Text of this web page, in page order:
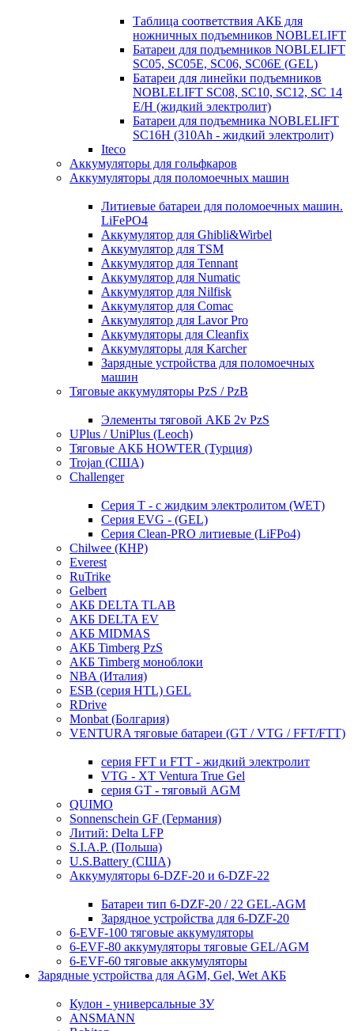
Таблица соответствия АКБ для
ножничных подъемников NOBLELIFT
Батареи для подъемников NOBLELIFT
SC05, SC05E, SC06, SC06E (GEL)
Батареи для линейки подъемников
NOBLELIFT SC08, SC10, SC12, SC 14
E/H (жидкий электролит)
Батареи для подъемника NOBLELIFT
SC16H (310Ah - жидкий электролит)
Iteco
Аккумуляторы для гольфкаров
Аккумуляторы для поломоечных машин
Литиевые батареи для поломоечных машин.
LiFePO4
Аккумулятор для Ghibli&Wirbel
Аккумулятор для TSM
Аккумулятор для Tennant
Аккумулятор для Numatic
Аккумулятор для Nilfisk
Аккумулятор для Comac
Аккумулятор для Lavor Pro
Аккумуляторы для Cleanfix
Аккумуляторы для Karcher
Зарядные устройства для поломоечных
машин
Тяговые аккумуляторы PzS / PzB
Элементы тяговой АКБ 2v PzS
UPlus / UniPlus (Leoch)
Тяговые АКБ HOWTER (Турция)
Trojan (США)
Challenger
Серия T - с жидким электролитом (WET)
Серия EVG - (GEL)
Серия Clean-PRO литиевые (LiFPo4)
Chilwee (КНР)
Everest
RuTrike
Gelbert
АКБ DELTA TLAB
АКБ DELTA EV
АКБ MIDMAS
АКБ Timberg PzS
АКБ Timberg моноблоки
NBA (Италия)
ESB (серия HTL) GEL
RDrive
Monbat (Болгария)
VENTURA тяговые батареи (GT / VTG / FFT/FTT)
серия FFT и FTT - жидкий электролит
VTG - XT Ventura True Gel
серия GT - тяговый AGM
QUIMO
Sonnenschein GF (Германия)
Литий: Delta LFP
S.I.A.P. (Польша)
U.S.Battery (США)
Аккумуляторы 6-DZF-20 и 6-DZF-22
Батареи тип 6-DZF-20 / 22 GEL-AGM
Зарядное устройства для 6-DZF-20
6-EVF-100 тяговые аккумуляторы
6-EVF-80 аккумуляторы тяговые GEL/AGM
6-EVF-60 тяговые аккумуляторы
Зарядные устройства для AGM, Gel, Wet АКБ
Кулон - универсальные ЗУ
ANSMANN